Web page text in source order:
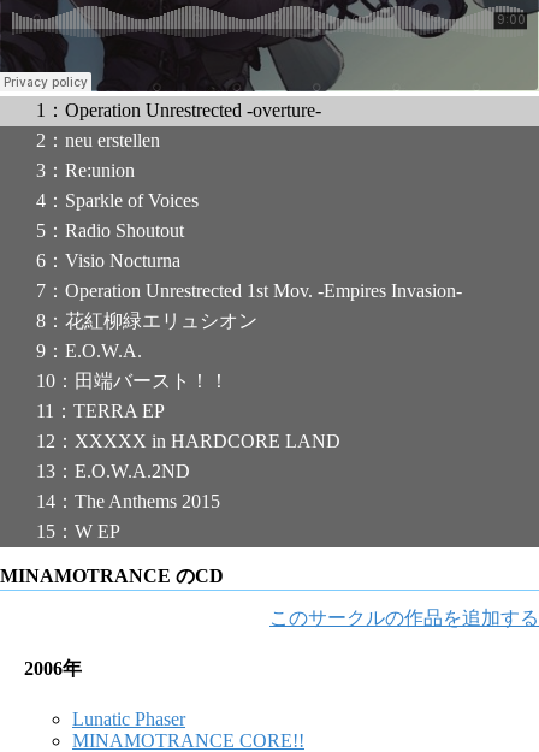
1：Operation Unrestrected -overture-
2：neu erstellen
3：Re:union
4：Sparkle of Voices
5：Radio Shoutout
6：Visio Nocturna
7：Operation Unrestrected 1st Mov. -Empires Invasion-
8：花紅柳緑エリュシオン
9：E.O.W.A.
10：田端バースト！！
11：TERRA EP
12：XXXXX in HARDCORE LAND
13：E.O.W.A.2ND
14：The Anthems 2015
15：W EP
MINAMOTRANCE のCD
このサークルの作品を追加する
2006年
Lunatic Phaser
MINAMOTRANCE CORE!!